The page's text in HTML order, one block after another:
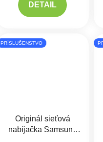
DETAIL
PRÍSLUŠENSTVO
Originál sieťová
nabíjačka Samsung